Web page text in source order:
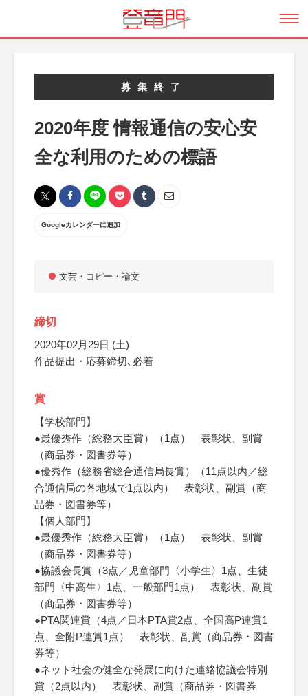
募集終了
2020年度 情報通信の安心安
全な利用のための標語
Googleカレンダーに追加
文芸・コピー・論文
締切
2020年02月29日 (土)
作品提出・応募締切､必着
賞
【学校部門】
●最優秀作（総務大臣賞）（1点） 表彰状、副賞
（商品券・図書券等）
●優秀作（総務省総合通信局長賞）（11点以内／総
合通信局の各地域で1点以内） 表彰状、副賞（商
品券・図書券等）
【個人部門】
●最優秀作（総務大臣賞）（1点） 表彰状、副賞
（商品券・図書券等）
●協議会長賞（3点／児童部門〈小学生〉1点、生徒
部門〈中高生〉1点、一般部門1点） 表彰状、副賞
（商品券・図書券等）
●PTA関連賞（4点／日本PTA賞2点、全国高P連賞1
点、全附P連賞1点） 表彰状、副賞（商品券・図書
券等）
●ネット社会の健全な発展に向けた連絡協議会特別
賞（2点以内） 表彰状、副賞（商品券・図書券